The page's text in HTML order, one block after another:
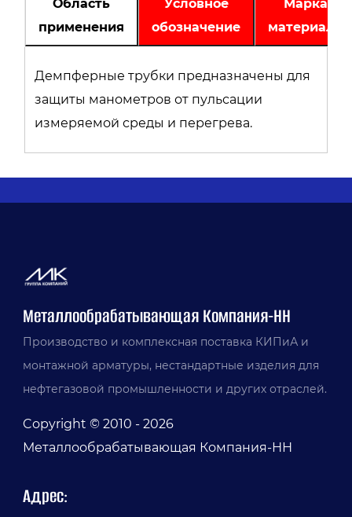
Область
применения
Условное
обозначение
Марка
материала
Демпферные трубки предназначены для
защиты манометров от пульсации
измеряемой среды и перегрева.
Металлообрабатывающая Компания-НН
Производство и комплексная поставка КИПиА и
монтажной арматуры, нестандартные изделия для
нефтегазовой промышленности и других отраслей.
Copyright © 2010 - 2026
Металлообрабатывающая Компания-НН
Адрес: